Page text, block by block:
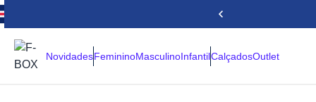
NovidadesFemininoMasculinoInfantilCalçadosOutlet